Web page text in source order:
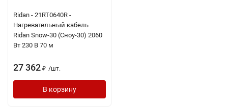
Ridan - 21RT0640R -
Нагревательный кабель
Ridan Snow-30 (Сноу-30) 2060
Вт 230 В 70 м
27 362 ₽ /шт.
В корзину